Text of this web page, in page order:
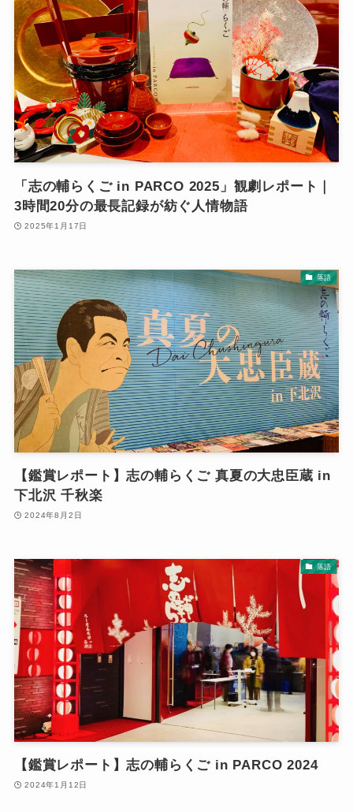
「志の輔らくご in PARCO 2025」観劇レポート｜
3時間20分の最長記録が紡ぐ人情物語
2025年1月17日
落語
【鑑賞レポート】志の輔らくご 真夏の大忠臣蔵 in
下北沢 千秋楽
2024年8月2日
落語
【鑑賞レポート】志の輔らくご in PARCO 2024
2024年1月12日